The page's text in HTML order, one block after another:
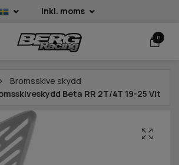
Inkl. moms
0
Bromsskive skydd
Beta RR 2T/4T 19-25 Vit